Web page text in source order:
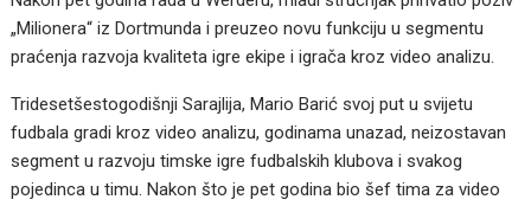
„Milionera“ iz Dortmunda i preuzeo novu funkciju u segmentu
praćenja razvoja kvaliteta igre ekipe i igrača kroz video analizu.
Tridesetšestogodišnji Sarajlija, Mario Barić svoj put u svijetu
fudbala gradi kroz video analizu, godinama unazad, neizostavan
segment u razvoju timske igre fudbalskih klubova i svakog
pojedinca u timu. Nakon što je pet godina bio šef tima za video